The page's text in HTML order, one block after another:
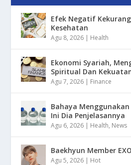
Efek Negatif
Kesehatan
Agu 8, 2026 | Health
Ekonomi Syariah,
Spiritual Dan
Agu 7, 2026 | Finance
Bahaya
Ini Dia Penjelasannya
Agu 6, 2026 | Health, News
Baekhyun Member
Agu 5, 2026 | Hot